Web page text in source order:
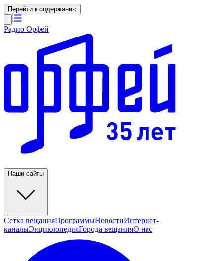
Перейти к содержанию
Радио Орфей
Наши сайты
Сетка вещанияПрограммыНовостиИнтернет-
каналыЭнциклопедияГорода вещанияО нас